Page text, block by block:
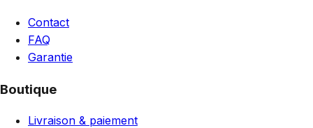
Contact
FAQ
Garantie
Boutique
Livraison & paiement